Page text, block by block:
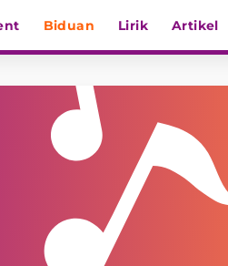
Biduan Lirik Artikel